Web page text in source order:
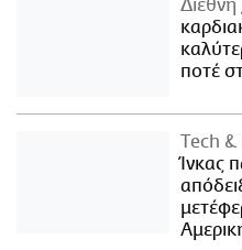
Διεθνή
ποτέ
Τech &
Ίνκας